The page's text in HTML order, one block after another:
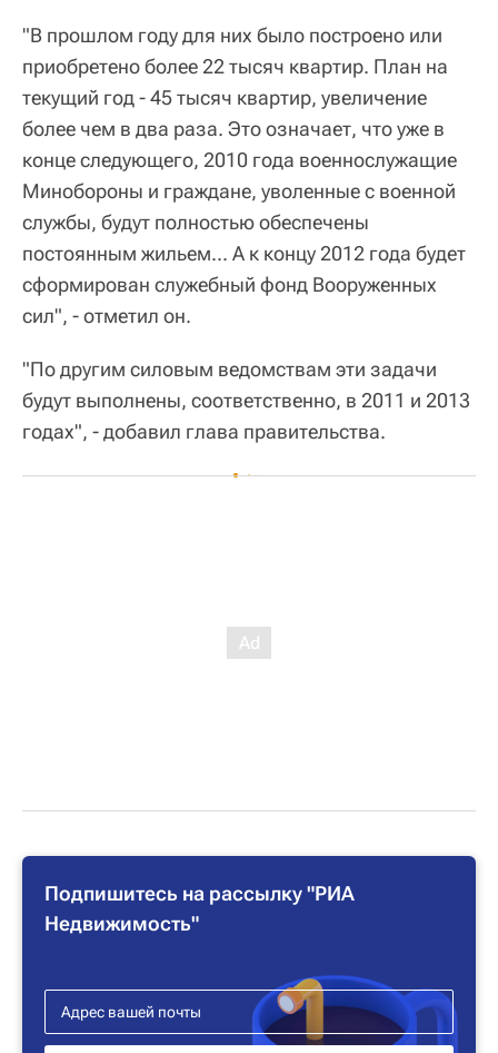
"В прошлом году для них было построено или
приобретено более 22 тысяч квартир. План на
текущий год - 45 тысяч квартир, увеличение
более чем в два раза. Это означает, что уже в
конце следующего, 2010 года военнослужащие
Минобороны и граждане, уволенные с военной
службы, будут полностью обеспечены
постоянным жильем... А к концу 2012 года будет
сформирован служебный фонд Вооруженных
сил", - отметил он.
"По другим силовым ведомствам эти задачи
будут выполнены, соответственно, в 2011 и 2013
годах", - добавил глава правительства.
Подпишитесь на рассылку "РИА
Недвижимость"